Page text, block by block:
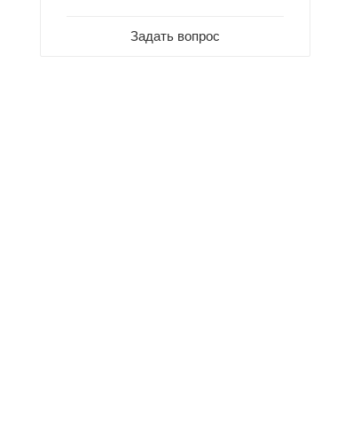
Задать вопрос